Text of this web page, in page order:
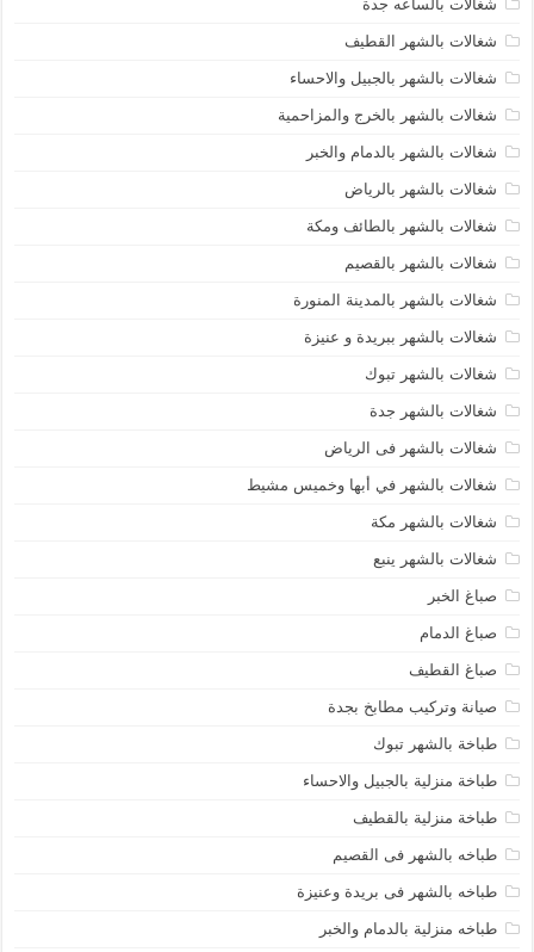
شغالات بالساعه جدة
شغالات بالشهر القطيف
شغالات بالشهر بالجبيل والاحساء
شغالات بالشهر بالخرج والمزاحمية
شغالات بالشهر بالدمام والخبر
شغالات بالشهر بالرياض
شغالات بالشهر بالطائف ومكة
شغالات بالشهر بالقصيم
شغالات بالشهر بالمدينة المنورة
شغالات بالشهر ببريدة و عنيزة
شغالات بالشهر تبوك
شغالات بالشهر جدة
شغالات بالشهر فى الرياض
شغالات بالشهر في أبها وخميس مشيط
شغالات بالشهر مكة
شغالات بالشهر ينبع
صباغ الخبر
صباغ الدمام
صباغ القطيف
صيانة وتركيب مطابخ بجدة
طباخة بالشهر تبوك
طباخة منزلية بالجبيل والاحساء
طباخة منزلية بالقطيف
طباخه بالشهر فى القصيم
طباخه بالشهر فى بريدة وعنيزة
طباخه منزلية بالدمام والخبر